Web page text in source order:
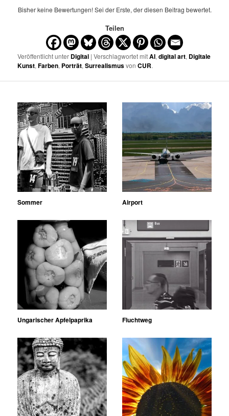
Bisher keine Bewertungen! Sei der Erste, der diesen Beitrag bewertet.
Teilen
Veröffentlicht unter Digital | Verschlagwortet mitAI,digital art, Digitale
Kunst,Farben, Porträt,SurrealismusvonCUR.
Sommer Airport
Ungarischer Apfelpaprika Fluchtweg